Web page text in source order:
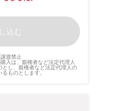
込む
渡禁止
入は、親権者など法定代理人
し、親権者など法定代理人の
ものとします。